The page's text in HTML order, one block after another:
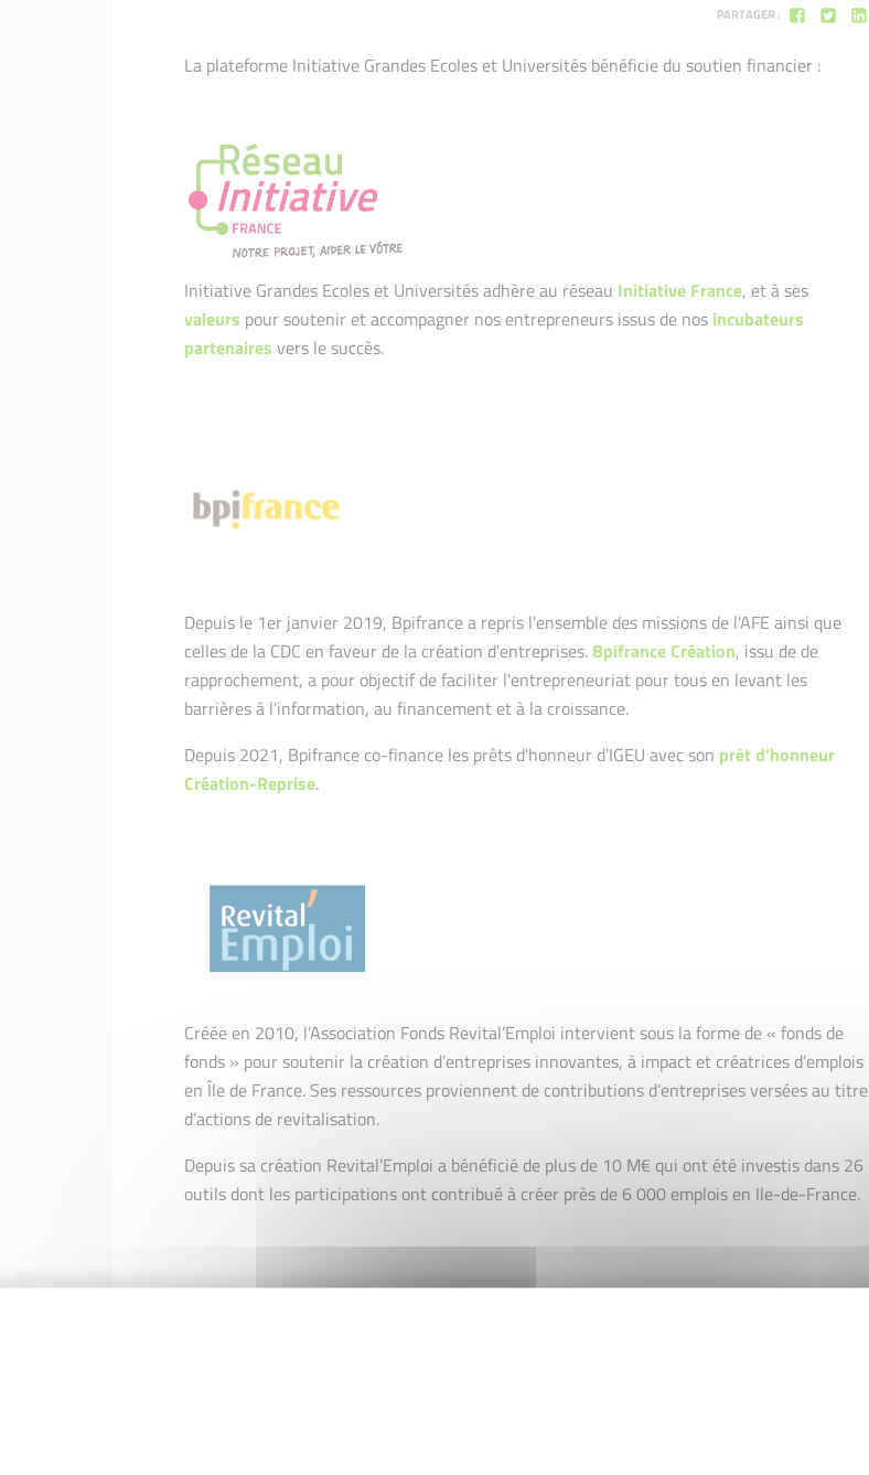
PARTAGER :
La plateforme Initiative Grandes Ecoles et Universités bénéficie du soutien financier :
Initiative Grandes Ecoles et Universités adhère au réseau Initiative France, et à ses
valeurs pour soutenir et accompagner nos entrepreneurs issus de nos incubateurs
partenaires vers le succès.
Depuis le 1er janvier 2019, Bpifrance a repris l'ensemble des missions de l'AFE ainsi que
celles de la CDC en faveur de la création d'entreprises. Bpifrance Création, issu de de
rapprochement, a pour objectif de faciliter l'entrepreneuriat pour tous en levant les
barrières à l'information, au financement et à la croissance.
Depuis 2021, Bpifrance co-finance les prêts d'honneur d'IGEU avec son prêt d'honneur
Création-Reprise.
Créée en 2010, l’Association Fonds Revital’Emploi intervient sous la forme de « fonds de
fonds » pour soutenir la création d’entreprises innovantes, à impact et créatrices d’emplois
en Île de France. Ses ressources proviennent de contributions d’entreprises versées au titre
d’actions de revitalisation.
Depuis sa création Revital’Emploi a bénéficié de plus de 10 M€ qui ont été investis dans 26
outils dont les participations ont contribué à créer près de 6 000 emplois en Ile-de-France.